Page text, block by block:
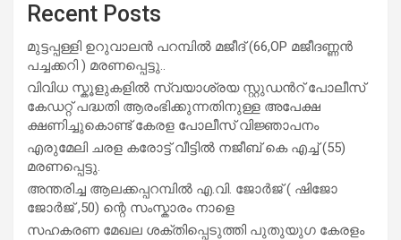
Recent Posts
മുട്ടപ്പള്ളി ഉറുവാലൻ പറമ്പിൽ മജീദ് (66,OP മജീദണ്ണൻ
പച്ചക്കറി ) മരണപ്പെട്ടു..
വിവിധ സ്കൂളുകളില്‍ സ്വയാശ്രയ സ്റ്റുഡന്‍റ് പോലീസ്
കേഡറ്റ് പദ്ധതി ആരംഭിക്കുന്നതിനുള്ള അപേക്ഷ
ക്ഷണിച്ചുകൊണ്ട് കേരള പോലീസ് വിജ്ഞാപനം
എരുമേലി ചരള കരോട്ട് വീട്ടിൽ നജീബ് കെ എച്ച് (55)
മരണപ്പെട്ടു.
അന്തരിച്ച ആ​ല​ക്ക​പ്പ​റമ്പിൽ​ എ.​വി. ജോ​ർ​ജ് ( ഷിജോ
ജോർജ് ,50) ന്റെ സംസ്കാരം നാളെ
സഹകരണ മേഖല ശക്തിപ്പെടുത്തി പുതുയുഗ കേരളം